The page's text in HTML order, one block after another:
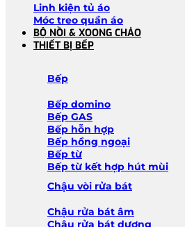
Linh kiện tủ áo
Móc treo quần áo
BỘ NỒI & XOONG CHẢO
THIẾT BỊ BẾP
Bếp
Bếp domino
Bếp GAS
Bếp hỗn hợp
Bếp hồng ngoại
Bếp từ
Bếp từ kết hợp hút mùi
Chậu vòi rửa bát
Chậu rửa bát âm
Chậu rửa bát dương